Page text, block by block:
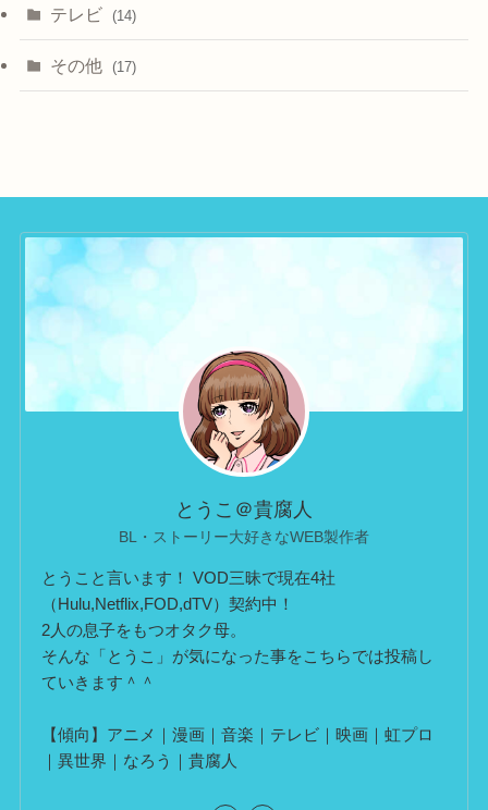
テレビ (14)
その他 (17)
とうこ＠貴腐人
BL・ストーリー大好きなWEB製作者
とうこと言います！ VOD三昧で現在4社
（Hulu,Netflix,FOD,dTV）契約中！
2人の息子をもつオタク母。
そんな「とうこ」が気になった事をこちらでは投稿し
ていきます＾＾
【傾向】アニメ｜漫画｜音楽｜テレビ｜映画｜虹プロ
｜異世界｜なろう｜貴腐人